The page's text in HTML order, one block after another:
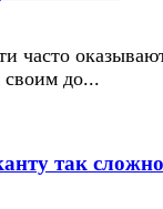
часто
своим до...
так сложно